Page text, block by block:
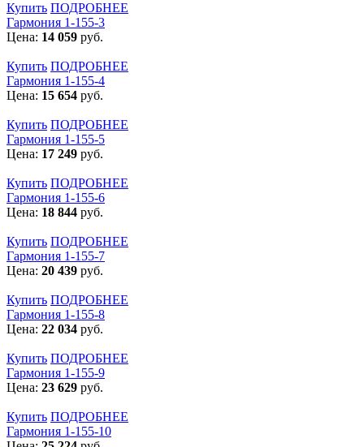
Купить ПОДРОБНЕЕ
Гармония 1-155-3
Цена: 14 059 руб.
Купить ПОДРОБНЕЕ
Гармония 1-155-4
Цена: 15 654 руб.
Купить ПОДРОБНЕЕ
Гармония 1-155-5
Цена: 17 249 руб.
Купить ПОДРОБНЕЕ
Гармония 1-155-6
Цена: 18 844 руб.
Купить ПОДРОБНЕЕ
Гармония 1-155-7
Цена: 20 439 руб.
Купить ПОДРОБНЕЕ
Гармония 1-155-8
Цена: 22 034 руб.
Купить ПОДРОБНЕЕ
Гармония 1-155-9
Цена: 23 629 руб.
Купить ПОДРОБНЕЕ
Гармония 1-155-10